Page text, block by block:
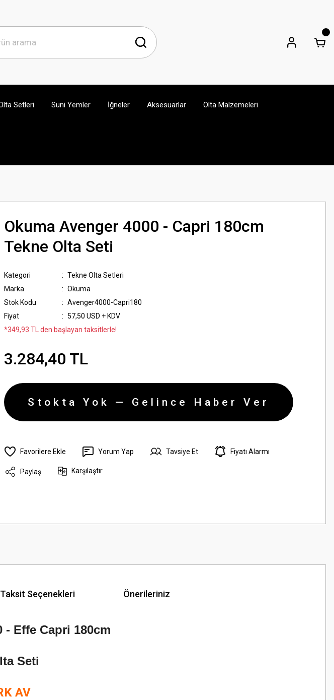
Setleri Suni Yemler İğneler Aksesuarlar Olta Malzemeleri
Okuma Avenger 4000 - Capri 180cm
Tekne Olta Seti
Kategori
Tekne Olta Setleri
Marka
Okuma
Stok Kodu
Avenger4000-Capri180
Fiyat
57,50 USD + KDV
*349,93 TL den başlayan taksitlerle!
3.284,40 TL
Stokta Yok — Gelince Haber Ver
Yorum Yap Tavsiye Et Fiyatı Alarmı
Paylaş Karşılaştır
Taksit Seçenekleri Önerileriniz
- Effe Capri 180cm
Seti
AV